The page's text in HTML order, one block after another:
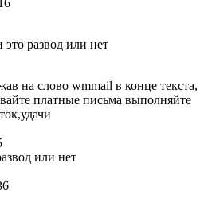
это развод или нет
на слово wmmail в конце текста,
платные письма выполняйте
или нет